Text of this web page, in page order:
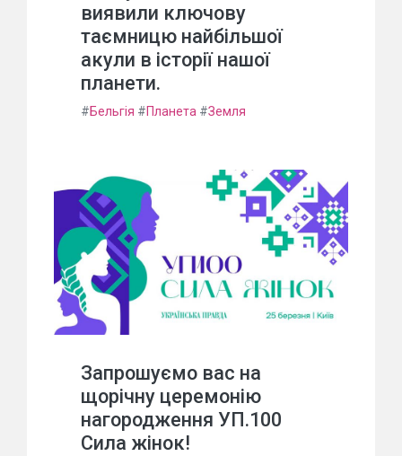
виявили ключову
таємницю найбільшої
акули в історії нашої
планети.
#Бельгія #Планета #Земля
Запрошуємо вас на
щорічну церемонію
нагородження УП.100
Сила жінок!